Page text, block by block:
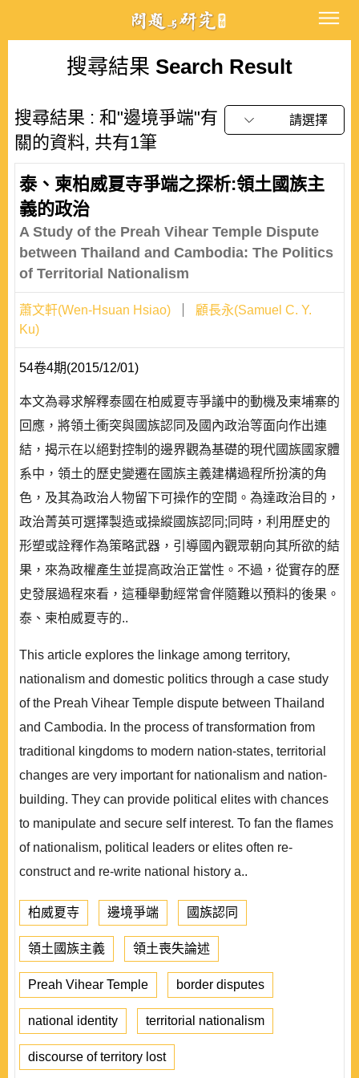
搜尋結果 Search Result
搜尋結果 : 和"邊境爭端"有
關的資料, 共有1筆
請選擇
泰、柬柏威夏寺爭端之探析:領土國族主
義的政治
A Study of the Preah Vihear Temple Dispute
between Thailand and Cambodia: The Politics
of Territorial Nationalism
蕭文軒(Wen-Hsuan Hsiao)
顧長永(Samuel C. Y.
Ku)
54卷4期(2015/12/01)
本文為尋求解釋泰國在柏威夏寺爭議中的動機及柬埔寨的
回應，將領土衝突與國族認同及國內政治等面向作出連
結，揭示在以絕對控制的邊界觀為基礎的現代國族國家體
系中，領土的歷史變遷在國族主義建構過程所扮演的角
色，及其為政治人物留下可操作的空間。為達政治目的，
政治菁英可選擇製造或操縱國族認同;同時，利用歷史的
形塑或詮釋作為策略武器，引導國內觀眾朝向其所欲的結
果，來為政權產生並提高政治正當性。不過，從實存的歷
史發展過程來看，這種舉動經常會伴隨難以預料的後果。
泰、柬柏威夏寺的..
This article explores the linkage among territory,
nationalism and domestic politics through a case study
of the Preah Vihear Temple dispute between Thailand
and Cambodia. In the process of transformation from
traditional kingdoms to modern nation-states, territorial
changes are very important for nationalism and nation-
building. They can provide political elites with chances
to manipulate and secure self interest. To fan the flames
of nationalism, political leaders or elites often re-
construct and re-write national history a..
柏威夏寺 邊境爭端 國族認同
領土國族主義 領土喪失論述
Preah Vihear Temple border disputes
national identity territorial nationalism
discourse of territory lost